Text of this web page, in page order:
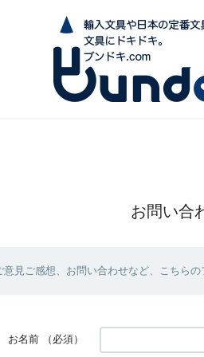
お問い合
見ご感想、お問い合わせなど、こちらの
お名前 （必須）